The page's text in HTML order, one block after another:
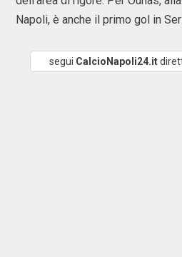
Napoli, è anche il primo gol in
segui CalcioNapoli24.it